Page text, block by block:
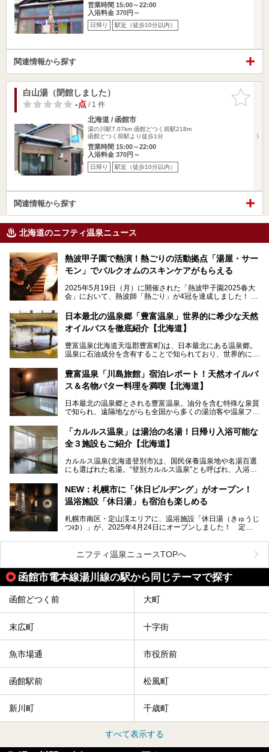
営業時間 15:00～22:00
入浴料金 370円～
日帰り 駅近（徒歩10分以内）
関連情報から探す
お気に入
りに追加
白山湯（閉館しました）
-点/ 1 件
北海道 / 函館市
湯の川駅7.07km 函館どつく前駅218m
函館どつく前駅より徒歩1分
営業時間 15:00～22:00
入浴料金 370円～
日帰り 駅近（徒歩10分以内）
関連情報から探す
北海道のニフティ温泉ニュース
熱波甲子園で熱演！熱ごりの活動拠点「湯屋・サー
モン」でバルクオムのスキンケアがもらえる
2025年5月19日（月）に開催された「熱波甲子園2025春大
会」において、熱波師「熱ごり」が4冠を達成しました！
動拠点である北海道の銭湯「湯屋・サーモン」にて、メンズ
スキンケアブランド バルクオムの「ONE DAY KIT」を数量
限定でプレゼントいたします。
で、ぜひお試しください。※6月13日配布開始、なくなり次
第終了
───
提供元：株式会社バルクオム【PR】
この記事は株式会社バルクオム商品のPR記事です。
日本最北の温泉郷「豊富温泉」世界的に希少な天然
オイルバスを徹底紹介【北海道】
豊富温泉(北海道天塩郡豊富町)は、日本最北にある温泉郷。
温泉に石油成分を含有することで知られており、世界的にも
に特効があると言われ、遠隔地ながらも全国から湯治・療養
目的で多くの人々が訪れます。
地体験し、独自の視点で豊富温泉の“天然オイルバス”をレポ
ート。温泉地概要や日帰り入浴施設をはじめ、宿泊施設・ア
豊富温泉「川島旅館」宿泊レポート！天然オイルバ
ス＆名物バター料理を満喫【北海道】
日本最北の温泉郷とされる豊富温泉。油分を含む特殊な泉質
で知られ、遠隔地ながらも全国から多くの湯治客や温泉ファ
「川島旅館」は、豊富温泉の開湯当初から営業する老舗旅
館。とりわけ温泉の良さと名物のバター料理に定評があり、
の温泉や料理をはじめ、パブリックスペース・客室など宿の
全貌を徹底的にご紹介します！
「カルルス温泉」は湯治の名湯！日帰り入浴可能な
全３施設もご紹介【北海道】
カルルス温泉(北海道登別市)は、国民保養温泉地や名湯百選
にも選ばれた名湯。“登別カルルス温泉”とも呼ばれ、入浴剤
豊かな登別温泉とは対照的な存在で、今も湯治場的な要素が
残る閑静な温泉地です。
地体験し、カルルス温泉をご紹介。温泉地の概要や泉質解説
をはじめ、日帰り入浴可能な全３施設の紹介・周辺観光・ア
NEW：札幌市に「休日ビルヂング」がオープン！
温浴施設「休日湯」も宿泊も楽しめる
札幌市南区・定山渓エリアに、温浴施設「休日湯（きゅうじ
つゆ）」が、2025年4月24日にオープンしました！ 定山
この施設は、温泉・サウナの「休日湯」・ラウンジの「THE
LOUNGE DAYOF」・グルメ「休日洋麺店」・ホテル「エク
スクラメーションホテル」で構成された、まさに大人の癒し
空間。
今回は、そんな「休日ビルヂング」の魅力を5つのポイント
ニフティ温泉ニュースTOPへ
函館市電本線湯川線の駅から同じテーマで探す
函館どつく前 大町
末広町 十字街
魚市場通 市役所前
函館駅前 松風町
新川町 千歳町
すべて表示する